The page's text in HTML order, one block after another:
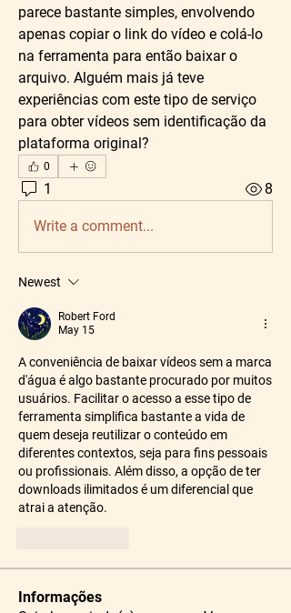
parece bastante simples, envolvendo
apenas copiar o link do vídeo e colá-lo
na ferramenta para então baixar o
arquivo. Alguém mais já teve
experiências com este tipo de serviço
para obter vídeos sem identificação da
plataforma original?
0
1 8
Write a comment...
Newest
Robert Ford
May 15
A conveniência de baixar vídeos sem a marca
d'água é algo bastante procurado por muitos
usuários. Facilitar o acesso a esse tipo de
ferramenta simplifica bastante a vida de
quem deseja reutilizar o conteúdo em
diferentes contextos, seja para fins pessoais
ou profissionais. Além disso, a opção de ter
downloads ilimitados é um diferencial que
atrai a atenção.
Informações